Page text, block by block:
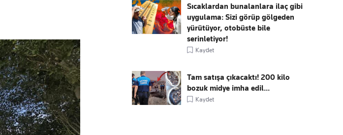
Sıcaklardan bunalanlara ilaç gibi
uygulama: Sizi görüp gölgeden
yürütüyor, otobüste bile
serinletiyor!
Kaydet
Tam satışa çıkacaktı! 200 kilo
bozuk midye imha edil...
Kaydet